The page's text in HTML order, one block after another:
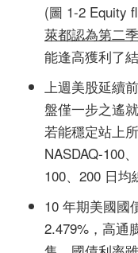
(圖 1-2 Equity
萊都認為第二
能逢高獲利了結
上週美股延續
盤僅一步之遙
若能穩定站上
NASDAQ-100
100、200 日
10 年期美國國
2.479%，高通